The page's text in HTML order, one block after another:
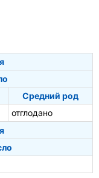
Средний род
отглодано